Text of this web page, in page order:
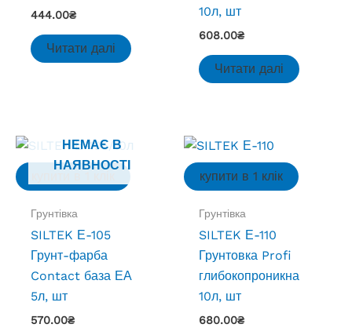
444.00₴
Читати далі
10л, шт
608.00₴
Читати далі
НЕМАЄ В
НАЯВНОСТІ
Грунтівка
SILTEK Е-105
Грунт-фарба
Contact база ЕА
5л, шт
570.00₴
купити в 1 клік
Грунтівка
SILTEK Е-110
Грунтовка Profi
глибокопроникна
10л, шт
680.00₴